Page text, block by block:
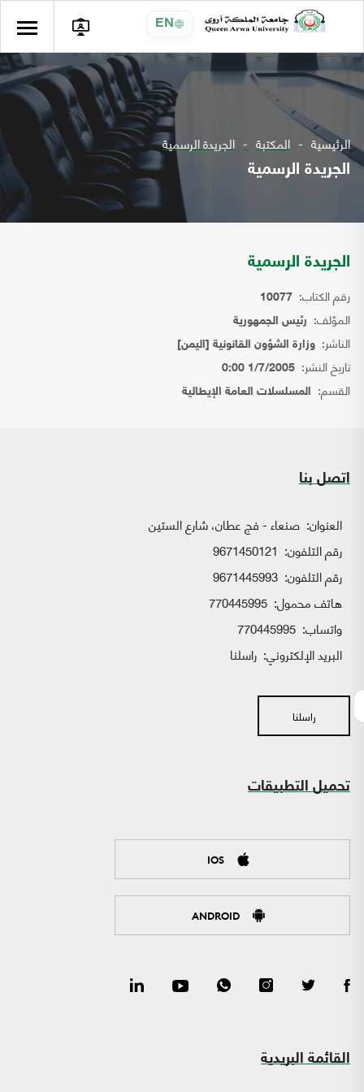
EN
الرئيسية المكتبة الجريدة الرسمية
الجريدة الرسمية
الجريدة الرسمية
رقم الكتاب: 10077
المؤلف: رئيس الجمهورية
الناشر: وزارة الشؤون القانونية [اليمن]
تاريخ النشر: 1/7/2005 0:00
القسم: المسلسلات العامة الإيطالية
اتصل بنا
العنوان: صنعاء - فج عطان، شارع الستين
رقم التلفون: 9671450121
رقم التلفون: 9671445993
هاتف محمول: 770445995
واتساب:
البريد الإلكتروني: راسلنا
راسلنا
تحميل التطبيقات
IOS
ANDROID
القائمة البريدية